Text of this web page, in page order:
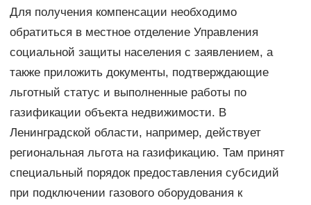
Для получения компенсации необходимо
обратиться в местное отделение Управления
социальной защиты населения с заявлением, а
также приложить документы, подтверждающие
льготный статус и выполненные работы по
газификации объекта недвижимости. В
Ленинградской области, например, действует
региональная льгота на газификацию. Там принят
специальный порядок предоставления субсидий
при подключении газового оборудования к